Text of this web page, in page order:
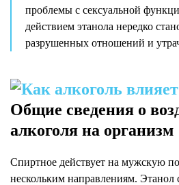
проблемы с сексуальной
действием этанола нередко
разрушенных отношений и
Общие сведения о
алкоголя на организм
Спиртное действует на мужскую
нескольким направлениям. Этанол